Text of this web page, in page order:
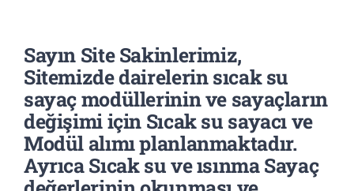
Sayın Site Sakinlerimiz,
Sitemizde dairelerin sıcak su
sayaç modüllerinin ve sayaçların
değişimi için Sıcak su sayacı ve
Modül alımı planlanmaktadır.
Ayrıca Sıcak su ve ısınma Sayaç